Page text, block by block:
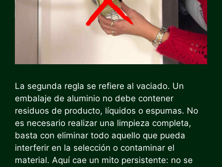
La segunda regla se refiere al vaciado. Un
embalaje de aluminio no debe contener
residuos de producto, líquidos o espumas. No
es necesario realizar una limpieza completa,
basta con eliminar todo aquello que pueda
interferir en la selección o contaminar el
material. Aquí cae un mito persistente: no se